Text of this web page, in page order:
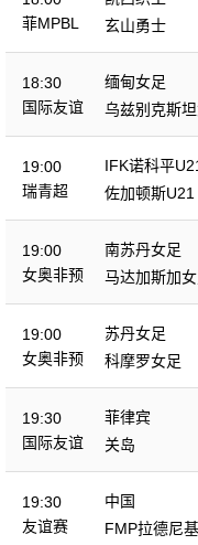
菲MPBL
玄山勇士
18:30
国际友谊
缅甸女足
乌兹别克斯
19:00
瑞青超
IFK诺科平
佐加顿斯U21
19:00
女奥非预
南苏丹女足
马达加斯加
19:00
女奥非预
苏丹女足
科摩罗女足
19:30
国际友谊
菲律宾
关岛
19:30
友谊赛
中国
FMP拉德尼基